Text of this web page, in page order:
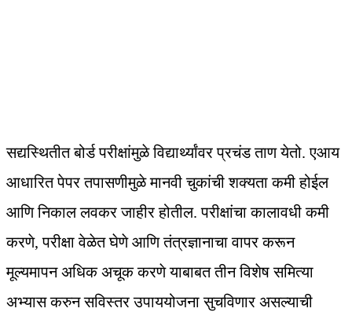
सद्यस्थितीत बोर्ड परीक्षांमुळे विद्यार्थ्यांवर प्रचंड ताण येतो. एआय
आधारित पेपर तपासणीमुळे मानवी चुकांची शक्यता कमी होईल
आणि निकाल लवकर जाहीर होतील. परीक्षांचा कालावधी कमी
करणे, परीक्षा वेळेत घेणे आणि तंत्रज्ञानाचा वापर करून
मूल्यमापन अधिक अचूक करणे याबाबत तीन विशेष समित्या
अभ्यास करुन सविस्तर उपाययोजना सुचविणार असल्याची